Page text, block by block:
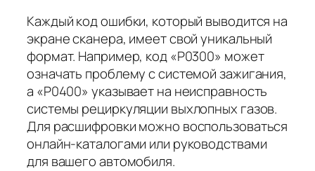
Каждый код ошибки, который выводится на
экране сканера, имеет свой уникальный
формат. Например, код «P0300» может
означать проблему с системой зажигания,
а «P0400» указывает на неисправность
системы рециркуляции выхлопных газов.
Для расшифровки можно воспользоваться
онлайн-каталогами или руководствами
для вашего автомобиля.